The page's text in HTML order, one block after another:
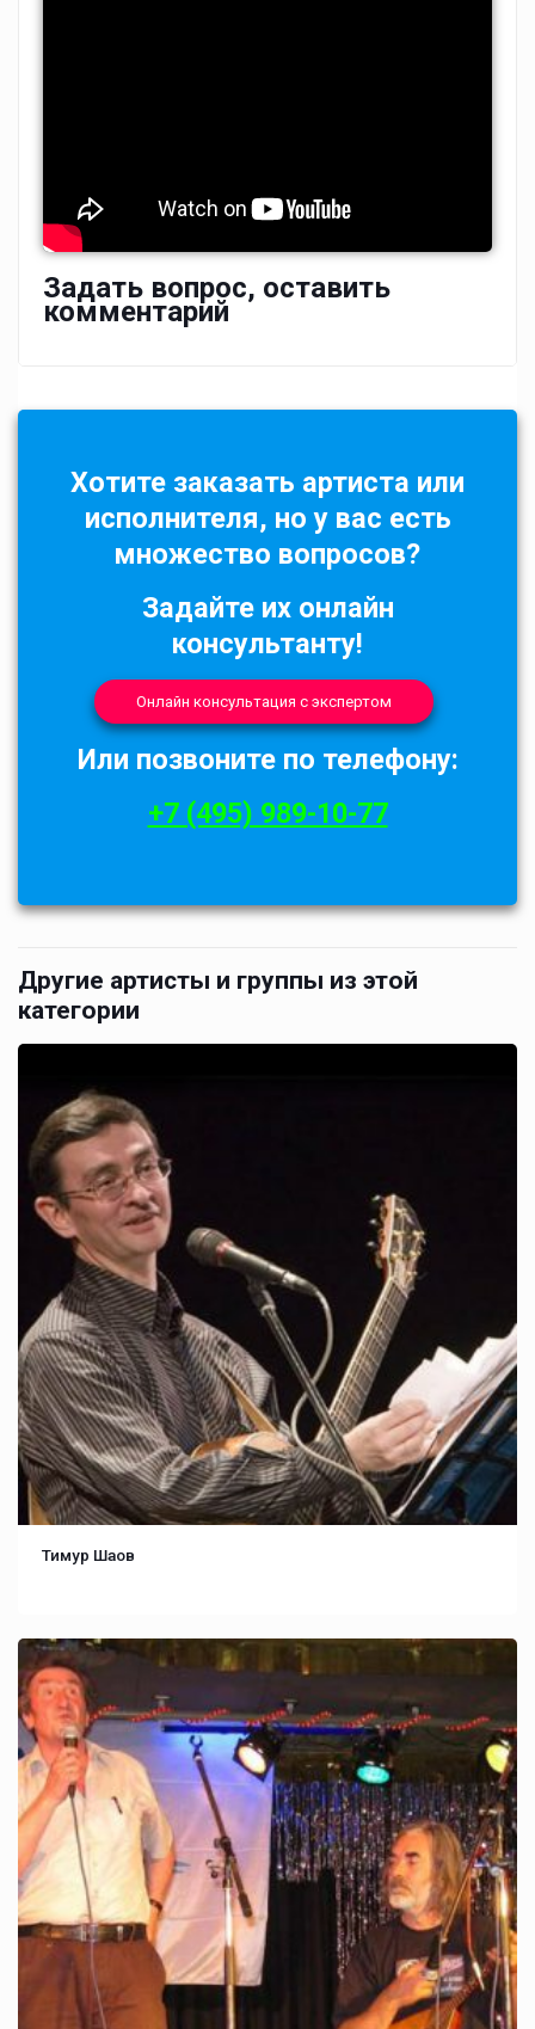
Задать вопрос, оставить
комментарий
Хотите заказать артиста или
исполнителя, но у вас есть
множество вопросов?
Задайте их онлайн
консультанту!
Онлайн консультация с экспертом
Или позвоните по телефону:
+7 (495) 989-10-77
Другие артисты и группы из этой
категории
Тимур Шаов